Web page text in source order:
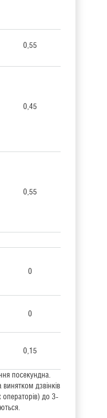
0,55
0,45
0,55
0
0
0,15
посекундна.
винятком дзвінків
до 3-